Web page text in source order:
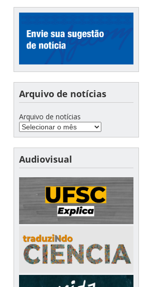
Arquivo de notícias
Arquivo de notícias
Audiovisual